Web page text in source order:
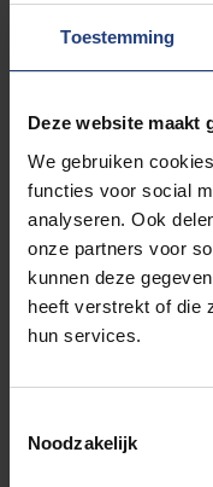
Toestemming
Deze website maakt
We gebruiken
functies voor social
analyseren. Ook
onze partners voor
kunnen deze
heeft verstrekt of die
hun services.
Noodzakelijk
C. Zelfzorg voor
UNISTAR online
De online cursus
nodigen personeel
leidinggevend,
schrijven en ons te
leerplatform te
in gans Europa te
ook vinden viaTEO.
Samenvatting